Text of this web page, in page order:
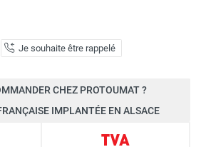
Je souhaite être rappelé
CHEZ PROTOUMAT ?
IMPLANTÉE EN ALSACE